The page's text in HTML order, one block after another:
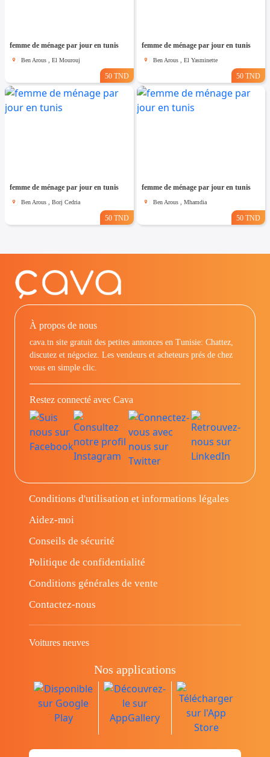
femme de ménage par jour en tunis
Ben Arous , El Mourouj
50 TND
femme de ménage par jour en tunis
Ben Arous , El Yasminette
50 TND
femme de ménage par jour en tunis
Ben Arous , Borj Cedria
50 TND
femme de ménage par jour en tunis
Ben Arous , Mhamdia
50 TND
À propos de nous
cava.tn site gratuit des petites annonces en Tunisie: Chattez,
discutez et négociez. Les vendeurs et acheteurs prés de chez
vous en simple clic.
Restez connecté avec Cava
Conditions d'utilisation et informations légales
Aidez-moi
Conseils de sécurité
Politique de confidentialité
Conditions générales de vente
Contactez-nous
Voitures neuves
Nos applications